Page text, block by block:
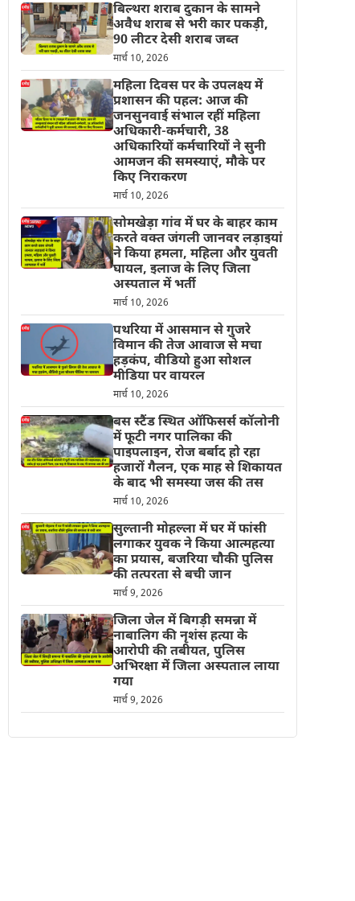
बिल्थरा शराब दुकान के सामने
अवैध शराब से भरी कार पकड़ी,
90 लीटर देसी शराब जब्त
मार्च 10, 2026
महिला दिवस पर के उपलक्ष्य में
प्रशासन की पहल: आज की
जनसुनवाई संभाल रहीं महिला
अधिकारी-कर्मचारी, 38
अधिकारियों कर्मचारियों ने सुनी
आमजन की समस्याएं, मौके पर
किए निराकरण
मार्च 10, 2026
सोमखेड़ा गांव में घर के बाहर काम
करते वक्त जंगली जानवर लड़ाइयां
ने किया हमला, महिला और युवती
घायल, इलाज के लिए जिला
अस्पताल में भर्ती
मार्च 10, 2026
पथरिया में आसमान से गुजरे
विमान की तेज आवाज से मचा
हड़कंप, वीडियो हुआ सोशल
मीडिया पर वायरल
मार्च 10, 2026
बस स्टैंड स्थित ऑफिसर्स कॉलोनी
में फूटी नगर पालिका की
पाइपलाइन, रोज बर्बाद हो रहा
हजारों गैलन, एक माह से शिकायत
के बाद भी समस्या जस की तस
मार्च 10, 2026
सुल्तानी मोहल्ला में घर में फांसी
लगाकर युवक ने किया आत्महत्या
का प्रयास, बजरिया चौकी पुलिस
की तत्परता से बची जान
मार्च 9, 2026
जिला जेल में बिगड़ी समन्ना में
नाबालिग की नृशंस हत्या के
आरोपी की तबीयत, पुलिस
अभिरक्षा में जिला अस्पताल लाया
गया
मार्च 9, 2026